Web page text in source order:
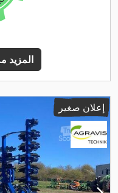
المزيد
إعلان صغير